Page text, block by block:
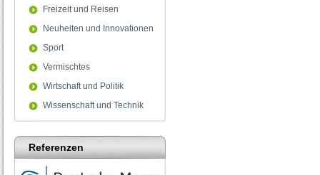
Freizeit und Reisen
Neuheiten und Innovationen
Sport
Vermischtes
Wirtschaft und Politik
Wissenschaft und Technik
Referenzen